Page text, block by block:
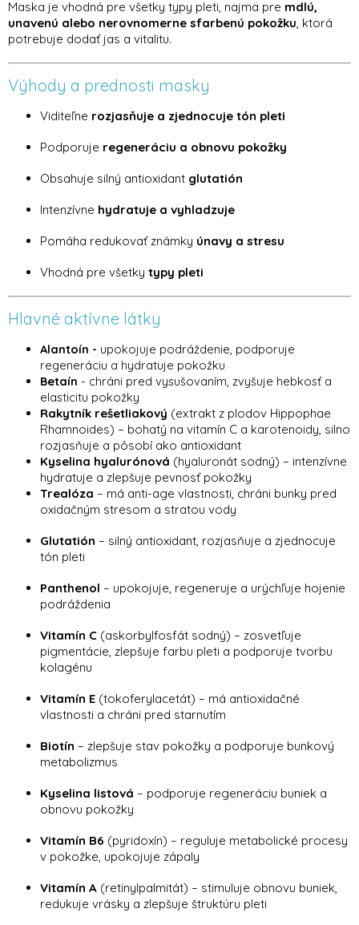
Maska je vhodná pre všetky typy pleti, najmä pre mdlú,
unavenú alebo nerovnomerne sfarbenú pokožku , ktorá
potrebuje dodať jas a vitalitu.
Výhody a prednosti masky
Viditeľne rozjasňuje a zjednocuje tón pleti
Podporuje regeneráciu a obnovu pokožky
Obsahuje silný antioxidant glutatión
Intenzívne hydratuje a vyhladzuje
Pomáha redukovať známky únavy a stresu
Vhodná pre všetky typy pleti
Hlavné aktívne látky
Alantoín - upokojuje podráždenie, podporuje
regeneráciu a hydratuje pokožku
Betaín - chráni pred vysušovaním, zvyšuje hebkosť a
elasticitu pokožky
Rakytník rešetliakový (extrakt z plodov Hippophae
Rhamnoides) – bohatý na vitamín C a karotenoidy, silno
rozjasňuje a pôsobí ako antioxidant
Kyselina hyalurónová (hyaluronát sodný) – intenzívne
hydratuje a zlepšuje pevnosť pokožky
Trealóza – má anti-age vlastnosti, chráni bunky pred
oxidačným stresom a stratou vody
Glutatión – silný antioxidant, rozjasňuje a zjednocuje
tón pleti
Panthenol – upokojuje, regeneruje a urýchľuje hojenie
podráždenia
Vitamín C (askorbylfosfát sodný) – zosvetľuje
pigmentácie, zlepšuje farbu pleti a podporuje tvorbu
kolagénu
Vitamín E (tokoferylacetát) – má antioxidačné
vlastnosti a chráni pred starnutím
Biotín – zlepšuje stav pokožky a podporuje bunkový
metabolizmus
Kyselina listová – podporuje regeneráciu buniek a
obnovu pokožky
Vitamín B6 (pyridoxín) – reguluje metabolické procesy
v pokožke, upokojuje zápaly
Vitamín A (retinylpalmitát) – stimuluje obnovu buniek,
redukuje vrásky a zlepšuje štruktúru pleti